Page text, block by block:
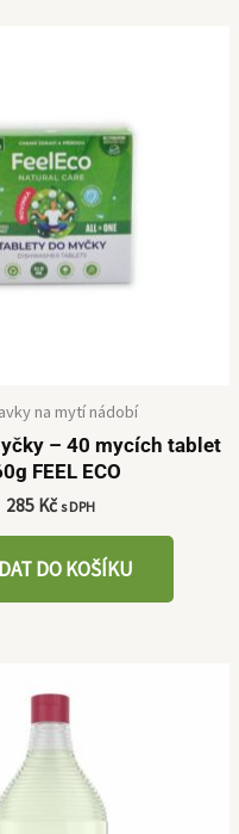
na mytí nádobí
– 40 mycích tablet
FEEL ECO
285 Kč s DPH
DO KOŠÍKU